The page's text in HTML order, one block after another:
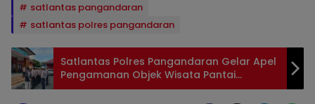
satlantas pangandaran
satlantas polres pangandaran
Satlantas Polres Pangandaran Gelar Apel
Pengamanan Objek Wisata Pantai
Pangandaran Demi Kenyamanan